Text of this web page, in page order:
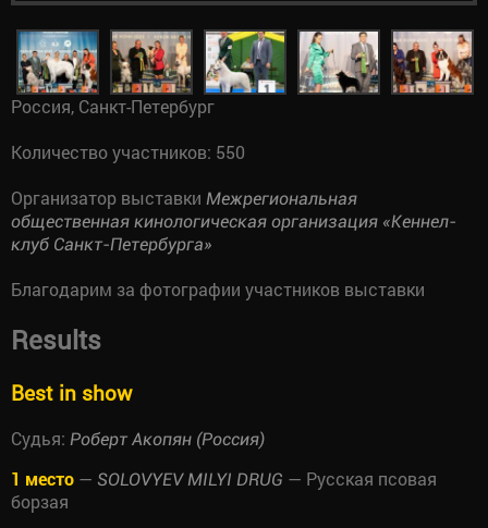
Россия, Санкт-Петербург
Количество участников: 550
Организатор выставки Межрегиональная
общественная кинологическая организация «Кеннел-
клуб Санкт-Петербурга»
Благодарим за фотографии участников выставки
Results
Best in show
Судья: Роберт Акопян (Россия)
1 место — SOLOVYEV MILYI DRUG — Русская псовая
борзая